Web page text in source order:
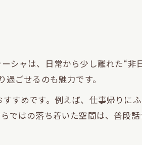
シャは、日常から少し離れた“非
ごせるのも魅力です。
すめです。例えば、仕事帰りに
ではの落ち着いた空間は、普段話